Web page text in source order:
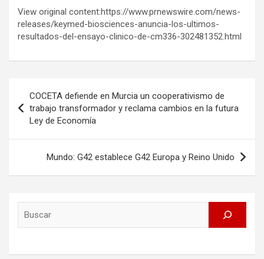
View original content:https://www.prnewswire.com/news-
releases/keymed-biosciences-anuncia-los-ultimos-
resultados-del-ensayo-clinico-de-cm336-302481352.html
navigation
COCETA defiende en Murcia un cooperativismo de
trabajo transformador y reclama cambios en la futura
Ley de Economía
Mundo: G42 establece G42 Europa y Reino Unido